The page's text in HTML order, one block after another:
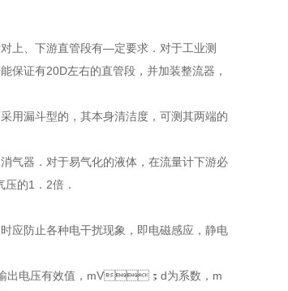
、下游直管段有—定要求．对于工业测
有20D左右的直管段，并加装整流器，
斗型的，其本身清洁度，可测其两端的
器．对于易气化的液体，在流量计下游必
的1．2倍．
止各种电干扰现象，即电磁感应，静电
出电压有效值，mV；d为系数，m